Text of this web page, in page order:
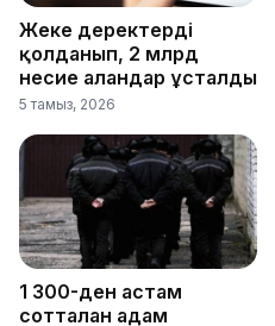
Жеке деректерді
қолданып, 2 млрд
несие алғандар ұсталды
5 тамыз, 2026
1 300-ден астам
сотталған адам